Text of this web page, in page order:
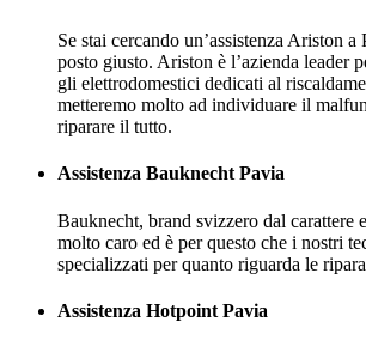
Se stai cercando un’assistenza Ariston a
posto giusto. Ariston è l’azienda leader
gli elettrodomestici dedicati al
metteremo molto ad individuare il
riparare il tutto.
Assistenza Bauknecht Pavia
Bauknecht, brand svizzero dal carattere
molto caro ed è per questo che i nostri
specializzati per quanto riguarda le
Assistenza Hotpoint Pavia